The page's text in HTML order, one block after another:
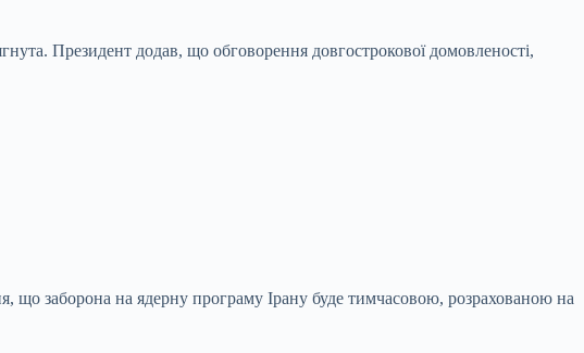
Президент додав, що обговорення довгострокової домовленості,
що заборона на ядерну програму Ірану буде тимчасовою, розрахованою на